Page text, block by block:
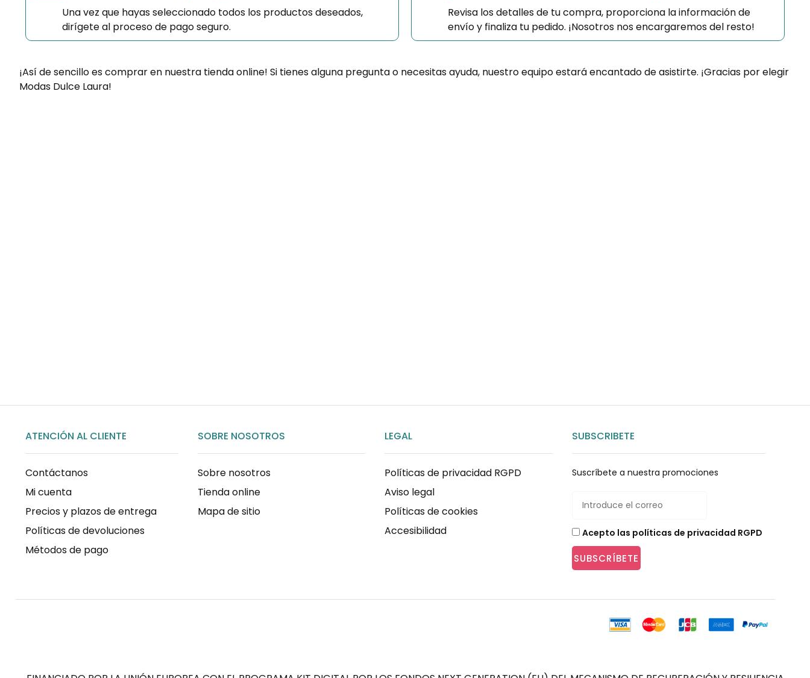
Una vez que hayas seleccionado todos los productos deseados,
dirígete al proceso de pago seguro.
Revisa los detalles de tu compra, proporciona la información de
envío y finaliza tu pedido. ¡Nosotros nos encargaremos del resto!
¡Así de sencillo es comprar en nuestra tienda online! Si tienes alguna pregunta o necesitas ayuda, nuestro equipo estará encantado de asistirte. ¡Gracias por elegir
Modas Dulce Laura!
ATENCIÓN AL CLIENTE
Contáctanos
Mi cuenta
Precios y plazos de entrega
Políticas de devoluciones
Métodos de pago
SOBRE NOSOTROS
Sobre nosotros
Tienda online
Mapa de sitio
LEGAL
Políticas de privacidad RGPD
Aviso legal
Políticas de cookies
Accesibilidad
SUBSCRIBETE
Suscríbete a nuestra promociones
Acepto las políticas de privacidad RGPD
SUBSCRÍBETE